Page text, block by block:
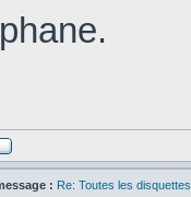
: Re: Toutes les